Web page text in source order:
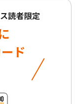
読者限定
ド